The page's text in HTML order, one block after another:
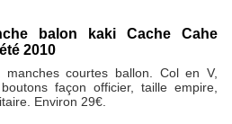
balon kaki Cache Cahe
2010
manches courtes ballon. Col en V,
façon officier, taille empire,
Environ 29€.